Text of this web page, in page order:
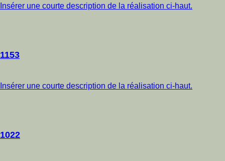
Insérer une courte description de la réalisation ci-haut.
1153
Insérer une courte description de la réalisation ci-haut.
1022